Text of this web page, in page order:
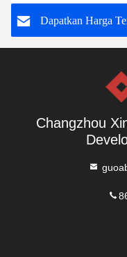
Dapatkan Harga
Changzhou